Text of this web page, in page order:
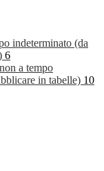
indeterminato (da
6
a tempo
in tabelle) 10